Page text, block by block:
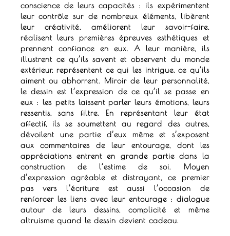
conscience de leurs capacités : ils expérimentent
leur contrôle sur de nombreux éléments, libèrent
leur créativité, améliorent leur savoir-faire,
réalisent leurs premières épreuves esthétiques et
prennent confiance en eux. A leur manière, ils
illustrent ce qu’ils savent et observent du monde
extérieur, représentent ce qui les intrigue, ce qu’ils
aiment ou abhorrent. Miroir de leur personnalité,
le dessin est l’expression de ce qu’il se passe en
eux : les petits laissent parler leurs émotions, leurs
ressentis, sans filtre. En représentant leur état
affectif, ils se soumettent au regard des autres,
dévoilent une partie d’eux même et s’exposent
aux commentaires de leur entourage, dont les
appréciations entrent en grande partie dans la
construction de l’estime de soi. Moyen
d’expression agréable et distrayant, ce premier
pas vers l’écriture est aussi l’occasion de
renforcer les liens avec leur entourage : dialogue
autour de leurs dessins, complicité et même
altruisme quand le dessin devient cadeau.